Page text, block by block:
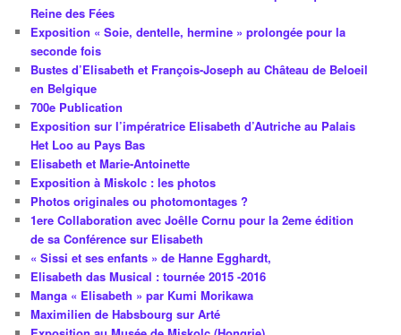
Reine des Fées
Exposition « Soie, dentelle, hermine » prolongée pour la
seconde fois
Bustes d’Elisabeth et François-Joseph au Château de Beloeil
en Belgique
700e Publication
Exposition sur l’impératrice Elisabeth d’Autriche au Palais
Het Loo au Pays Bas
Elisabeth et Marie-Antoinette
Exposition à Miskolc : les photos
Photos originales ou photomontages ?
1ere Collaboration avec Joêlle Cornu pour la 2eme édition
de sa Conférence sur Elisabeth
« Sissi et ses enfants » de Hanne Egghardt,
Elisabeth das Musical : tournée 2015 -2016
Manga « Elisabeth » par Kumi Morikawa
Maximilien de Habsbourg sur Arté